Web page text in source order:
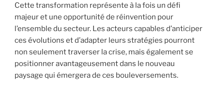
Cette transformation représente à la fois un défi
majeur et une opportunité de réinvention pour
l’ensemble du secteur. Les acteurs capables d’anticiper
ces évolutions et d’adapter leurs stratégies pourront
non seulement traverser la crise, mais également se
positionner avantageusement dans le nouveau
paysage qui émergera de ces bouleversements.